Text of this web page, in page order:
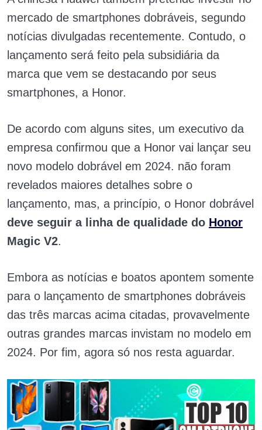
mercado de smartphones dobráveis, segundo
notícias divulgadas recentemente. Contudo, o
lançamento será feito pela subsidiária da
marca que vem se destacando por seus
smartphones, a Honor.
De acordo com alguns sites, um executivo da
empresa confirmou que a Honor vai lançar seu
novo modelo dobrável em 2024. não foram
revelados maiores detalhes sobre o
lançamento, mas, a princípio, o Honor dobrável
deve seguir a linha de qualidade do Honor
Magic V2.
Embora as notícias e boatos apontem somente
para o lançamento de smartphones dobráveis
das três marcas acima citadas, provavelmente
outras grandes marcas invistam no modelo em
2024. Por fim, agora só nos resta aguardar.